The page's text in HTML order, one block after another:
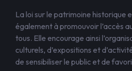
La loi sur le patrimoine historique
également à promouvoir l’accès
tous. Elle encourage ainsi
culturels, d’expositions et
de sensibiliser le public et de